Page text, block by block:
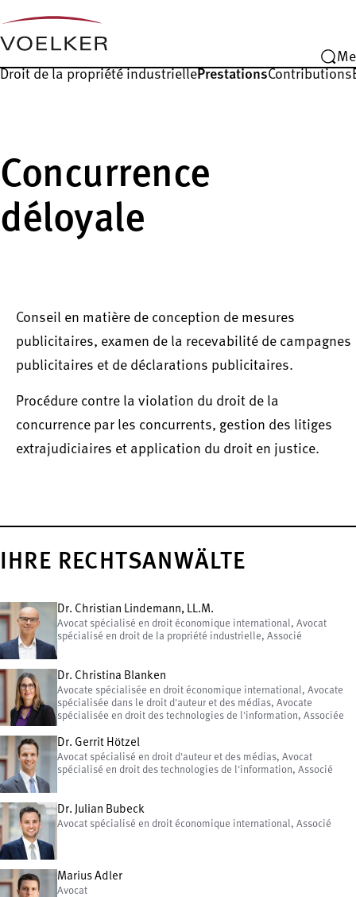
Droit de la propriété industriellePrestationsContributions
Concurrence
déloyale
Conseil en matière de conception de mesures
publicitaires, examen de la recevabilité de campagnes
publicitaires et de déclarations publicitaires.
Procédure contre la violation du droit de la
concurrence par les concurrents, gestion des litiges
extrajudiciaires et application du droit en justice.
IHRE RECHTSANWÄLTE
Dr. Christian Lindemann, LL.M.
Avocat spécialisé en droit économique international, Avocat
spécialisé en droit de la propriété industrielle, Associé
Dr. Christina Blanken
Avocate spécialisée en droit économique international, Avocate
spécialisée dans le droit d'auteur et des médias, Avocate
spécialisée en droit des technologies de l'information, Associée
Dr. Gerrit Hötzel
Avocat spécialisé en droit d'auteur et des médias, Avocat
spécialisé en droit des technologies de l'information, Associé
Dr. Julian Bubeck
Avocat spécialisé en droit économique international, Associé
Marius Adler
Avocat